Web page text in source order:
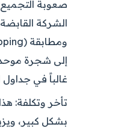
صعوبة
الشركة
إلى شجرة
غالباً في جداول
تأخر وتكلفة:
بشكل كبير،